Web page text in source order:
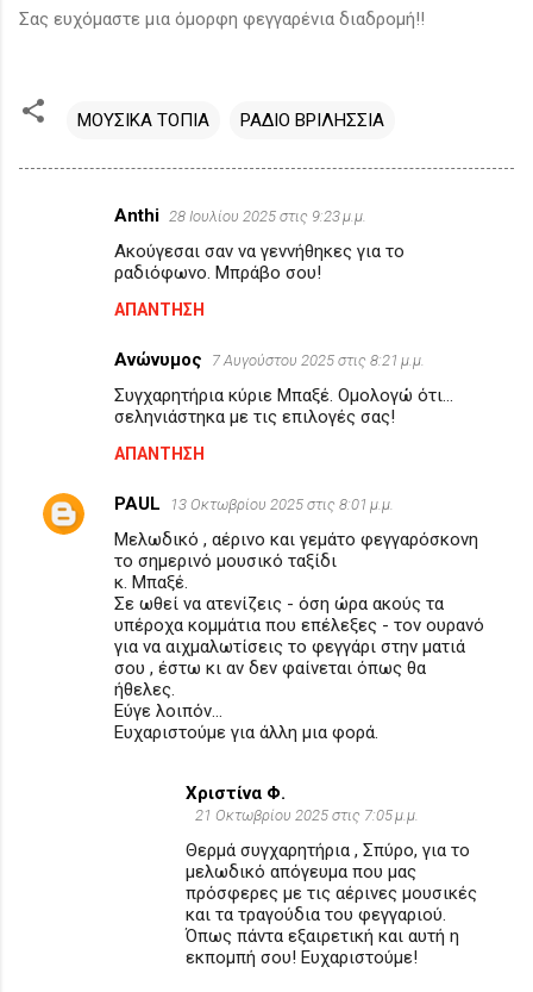
Σας ευχόμαστε μια όμορφη φεγγαρένια διαδρομή!!
ΜΟΥΣΙΚΑ ΤΟΠΙΑ ΡΑΔΙΟ ΒΡΙΛΗΣΣΙΑ
Anthi 28 Ιουλίου 2025 στις 9:23 μ.μ.
Ακούγεσαι σαν να γεννήθηκες για το
ραδιόφωνο. Μπράβο σου!
ΑΠΆΝΤΗΣΗ
Ανώνυμος 7 Αυγούστου 2025 στις 8:21 μ.μ.
Συγχαρητήρια κύριε Μπαξέ. Ομολογώ ότι...
σεληνιάστηκα με τις επιλογές σας!
ΑΠΆΝΤΗΣΗ
PAUL 13 Οκτωβρίου 2025 στις 8:01 μ.μ.
Μελωδικό , αέρινο και γεμάτο φεγγαρόσκονη
το σημερινό μουσικό ταξίδι
κ. Μπαξέ.
Σε ωθεί να ατενίζεις - όση ώρα ακούς τα
υπέροχα κομμάτια που επέλεξες - τον ουρανό
για να αιχμαλωτίσεις το φεγγάρι στην ματιά
σου , έστω κι αν δεν φαίνεται όπως θα
ήθελες.
Εύγε λοιπόν…
Ευχαριστούμε για άλλη μια φορά.
Χριστίνα Φ.
21 Οκτωβρίου 2025 στις 7:05 μ.μ.
Θερμά συγχαρητήρια , Σπύρο, για το
μελωδικό απόγευμα που μας
πρόσφερες με τις αέρινες μουσικές
και τα τραγούδια του φεγγαριού.
Όπως πάντα εξαιρετική και αυτή η
εκπομπή σου! Ευχαριστούμε!